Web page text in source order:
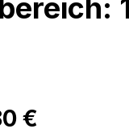
Preis:
€